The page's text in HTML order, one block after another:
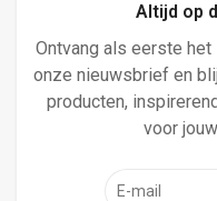
Altijd op
Ontvang als eerste
onze nieuwsbrief en
producten,
voor